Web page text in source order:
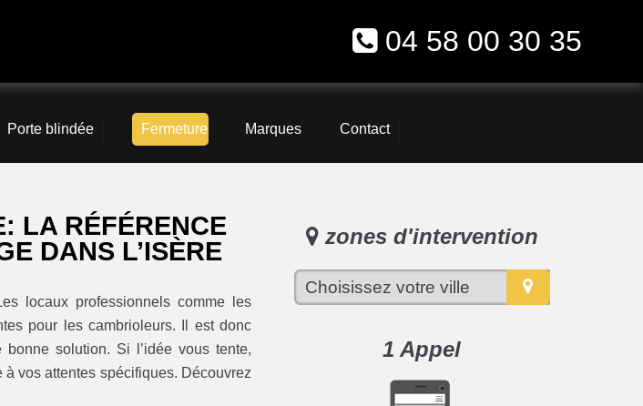
04 58 00 30 35
Porte blindée Fermeture Marques Contact
LA RÉFÉRENCE
DANS L’ISÈRE
locaux professionnels comme les
pour les cambrioleurs. Il est donc
solution. Si l’idée vous tente,
vos attentes spécifiques. Découvrez
zones d'intervention
1 Appel